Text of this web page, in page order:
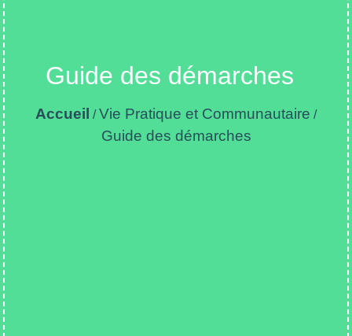
Guide des démarches
Accueil /Vie Pratique et Communautaire /
Guide des démarches